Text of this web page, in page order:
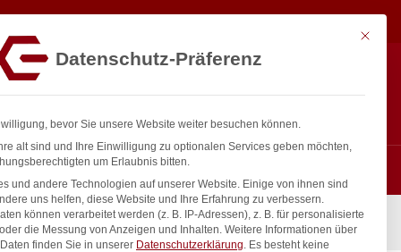
Steuerung, HENDI, 472x566x(H)705mm
In den Warenkorb
Mit
Datenschutz-Präferenz
bevor Sie unsere Website weiter besuchen können.
alt sind und Ihre Einwilligung zu optionalen Services geben möchten,
um Erlaubnis bitten.
und andere Technologien auf unserer Website. Einige von ihnen sind
uns helfen, diese Website und Ihre Erfahrung zu verbessern.
können verarbeitet werden (z. B. IP-Adressen), z. B. für personalisierte
die Messung von Anzeigen und Inhalten. Weitere Informationen über
finden Sie in unserer Datenschutzerklärung. Es besteht keine